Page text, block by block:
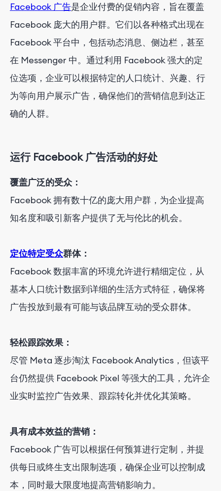
Facebook 广告是企业付费的促销内容，旨在覆盖
Facebook 庞大的用户群。它们以各种格式出现在
Facebook 平台中，包括动态消息、侧边栏，甚至
在 Messenger 中。通过利用 Facebook 强大的定
位选项，企业可以根据特定的人口统计、兴趣、行
为等向用户展示广告，确保他们的营销信息到达正
确的人群。
运行 Facebook 广告活动的好处
覆盖广泛的受众：
Facebook 拥有数十亿的庞大用户群，为企业提高
知名度和吸引新客户提供了无与伦比的机会。
定位特定受众群体：
Facebook 数据丰富的环境允许进行精细定位，从
基本人口统计数据到详细的生活方式特征，确保将
广告投放到最有可能与该品牌互动的受众群体。
轻松跟踪效果：
尽管 Meta 逐步淘汰 Facebook Analytics，但该平
台仍然提供 Facebook Pixel 等强大的工具，允许企
业实时监控广告效果、跟踪转化并优化其策略。
具有成本效益的营销：
Facebook 广告可以根据任何预算进行定制，并提
供每日或终生支出限制选项，确保企业可以控制成
本，同时最大限度地提高营销影响力。